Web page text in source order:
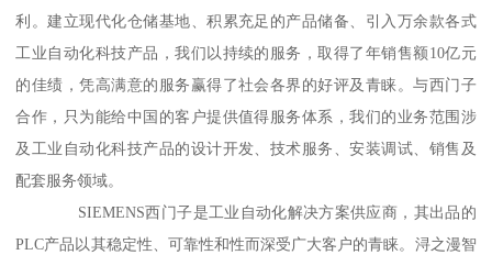
利。建立现代化仓储基地、积累充足的产品储备、引入万余款各式
工业自动化科技产品，我们以持续的服务，取得了年销售额10亿元
的佳绩，凭高满意的服务赢得了社会各界的好评及青睐。与西门子
合作，只为能给中国的客户提供值得服务体系，我们的业务范围涉
及工业自动化科技产品的设计开发、技术服务、安装调试、销售及
配套服务领域。
SIEMENS西门子是工业自动化解决方案供应商，其出品的
PLC产品以其稳定性、可靠性和性而深受广大客户的青睐。浔之漫智